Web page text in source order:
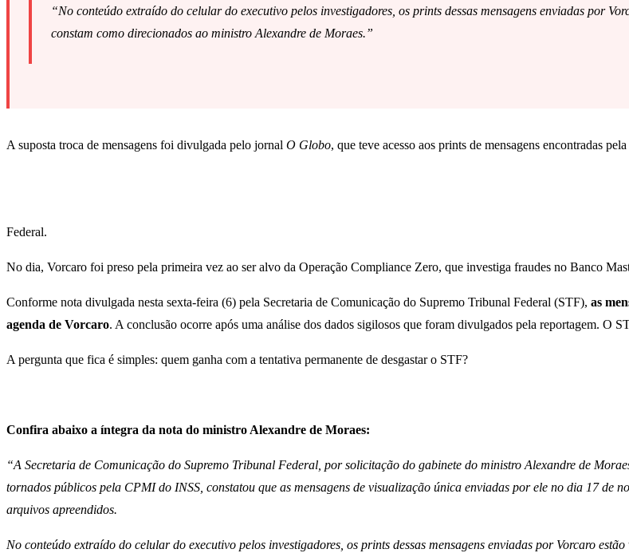
“No conteúdo extraído do celular do executivo pelos investigadores, os prints dessas mensagens enviadas por
constam como direcionados ao ministro Alexandre de Moraes.”
A suposta troca de mensagens foi divulgada pelo jornal O Globo, que teve acesso aos prints de mensagens encontradas
Federal.
No dia, Vorcaro foi preso pela primeira vez ao ser alvo da Operação Compliance Zero, que investiga fraudes no Banco
Conforme nota divulgada nesta sexta-feira (6) pela Secretaria de Comunicação do Supremo Tribunal Federal (STF), as
agenda de Vorcaro. A conclusão ocorre após uma análise dos dados sigilosos que foram divulgados pela reportagem. O
A pergunta que fica é simples: quem ganha com a tentativa permanente de desgastar o STF?
Confira abaixo a íntegra da nota do ministro Alexandre de Moraes:
“A Secretaria de Comunicação do Supremo Tribunal Federal, por solicitação do gabinete do ministro Alexandre de
tornados públicos pela CPMI do INSS, constatou que as mensagens de visualização única enviadas por ele no dia 17 de
arquivos apreendidos.
No conteúdo extraído do celular do executivo pelos investigadores, os prints dessas mensagens enviadas por Vorcaro